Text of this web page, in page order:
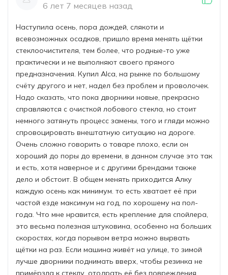
6 лет 7 месяцев назад
Наступила осень, пора дождей, слякоти и
всевозможных осадков, пришло время менять щётки
стеклоочистителя, тем более, что родные-то уже
практически и не выполняют своего прямого
предназначения. Купил Alca, на рынке по большому
счёту другого и нет, надел без проблем и проволочек.
Надо сказать, что пока дворники новые, прекрасно
справляются с очисткой лобового стекла, но стоит
немного затянуть процесс замены, того и гляди можно
спровоцировать внештатную ситуацию на дороге.
Очень сложно говорить о товаре плохо, если он
хороший до поры до времени, в данном случае это так
и есть, хотя наверное и с другими брендами также
дело и обстоит. В общем менять приходится Алку
каждую осень как минимум. то есть хватает её при
частой езде максимум на год, по хорошему на пол-
года. Что мне нравится, есть крепление для спойлера,
это весьма полезная штуковина, особенно на больших
скоростях, когда порывом ветра можно вырвать
щётки на раз. Если машина живёт на улице, то зимой
лучше дворники поднимать вверх, чтобы резинка не
примёрзла к стеклу, отодрать её без повреждения